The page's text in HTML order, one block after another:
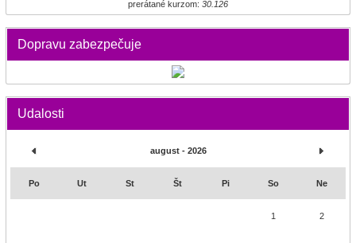
prerátané kurzom: 30.126
Dopravu zabezpečuje
Udalosti
august - 2026
Po Ut St Št Pi So Ne
1 2